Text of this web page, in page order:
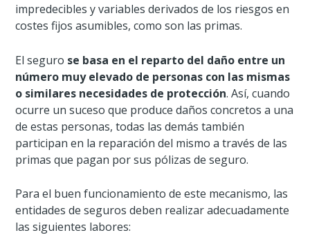
impredecibles y variables derivados de los riesgos en
costes fijos asumibles, como son las primas.
El seguro se basa en el reparto del daño entre un
número muy elevado de personas con las mismas
o similares necesidades de protección. Así, cuando
ocurre un suceso que produce daños concretos a una
de estas personas, todas las demás también
participan en la reparación del mismo a través de las
primas que pagan por sus pólizas de seguro.
Para el buen funcionamiento de este mecanismo, las
entidades de seguros deben realizar adecuadamente
las siguientes labores: